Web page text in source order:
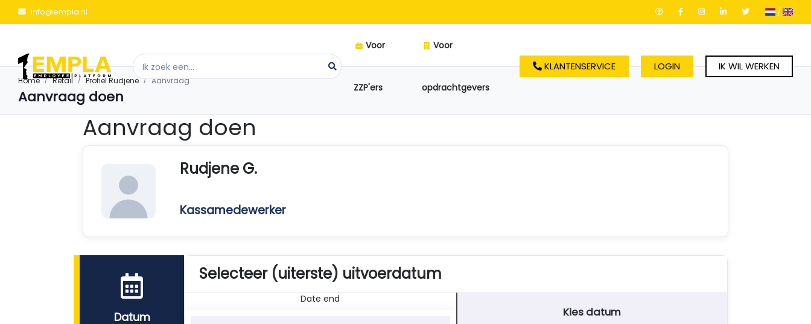
info@empla.nl /
Voor
ZZP'ers
Voor
opdrachtgevers
KLANTENSERVICE LOGIN IK WIL WERKEN
Home Retail Profiel Rudjene Aanvraag
Aanvraag doen
Aanvraag doen
Rudjene G.
Kassamedewerker
Datum
Selecteer (uiterste) uitvoerdatum
Date end
Kies datum